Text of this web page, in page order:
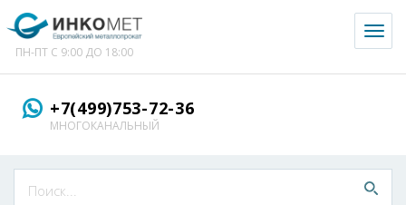
ПН-ПТ С 9:00 ДО 18:00
+7(499)753-72-36
МНОГОКАНАЛЬНЫЙ